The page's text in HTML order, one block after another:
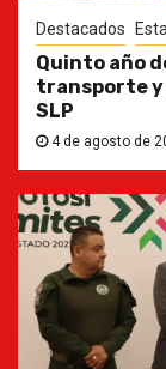
Destacados
Quinto año
transporte y
SLP
4 de agosto de